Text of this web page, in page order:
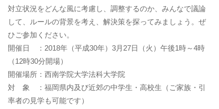
対立状況をどんな風に考慮し、調整するのか、みんなで議論
して、ルールの背景を考え、解決策を探ってみましょう。ぜ
ひご参加ください。
開催日 ：2018年（平成30年）3月27日（火）午後1時～4時
（12時30分開場）
開催場所：西南学院大学法科大学院
対 象 ：福岡県内及び近郊の中学生・高校生（ご家族・引
率者の見学も可能です）